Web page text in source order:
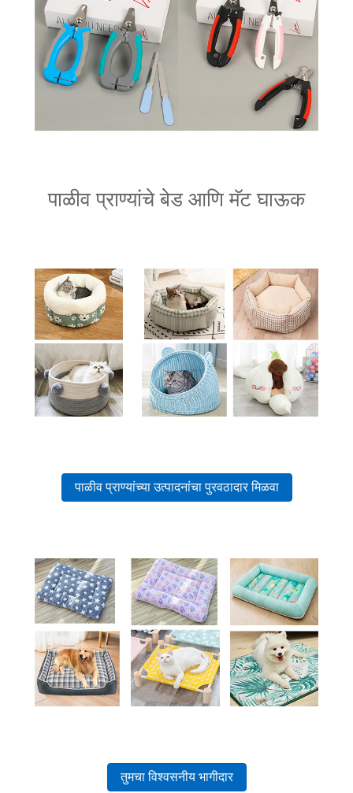
पाळीव प्राण्यांचे बेड आणि मॅट घाऊक
पाळीव प्राण्यांच्या उत्पादनांचा पुरवठादार मिळवा
तुमचा विश्वसनीय भागीदार